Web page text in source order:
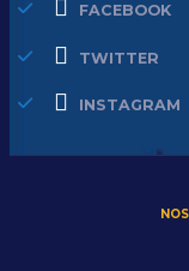
FACEBOOK
TWITTER
INSTAGRAM